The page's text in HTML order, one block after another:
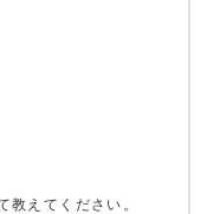
教えてください。